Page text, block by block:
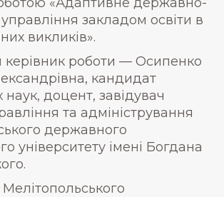
закладом освіти в
викликів».
керівник роботи — Осипенко
кандидат
наук, доцент, завідувач
та адміністрування
державного
університету імені Богдана